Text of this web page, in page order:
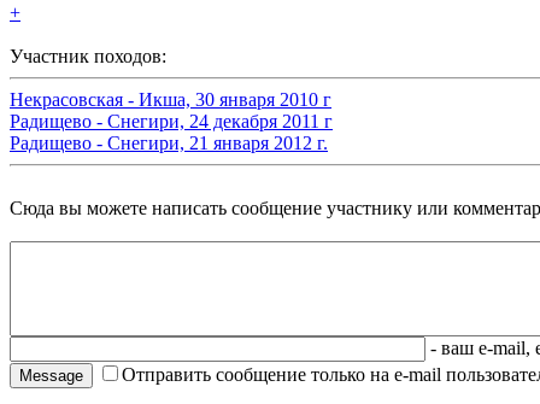
+
Участник походов:
Некрасовская - Икша, 30 января 2010 г
Радищево - Снегири, 24 декабря 2011 г
Радищево - Снегири, 21 января 2012 г.
Сюда вы можете написать сообщение участнику или
- ваш e-mail,
Отправить сообщение только на e-mail